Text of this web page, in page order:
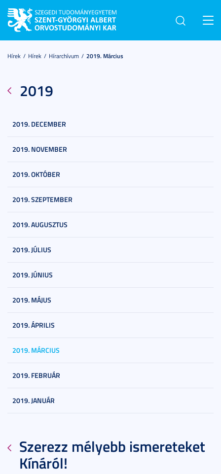
Hírek Hírek Hírarchívum 2019. Március
2019
2019. DECEMBER
2019. NOVEMBER
2019. OKTÓBER
2019. SZEPTEMBER
2019. AUGUSZTUS
2019. JÚLIUS
2019. JÚNIUS
2019. MÁJUS
2019. ÁPRILIS
2019. MÁRCIUS
2019. FEBRUÁR
2019. JANUÁR
Szerezz mélyebb ismereteket
Kínáról!